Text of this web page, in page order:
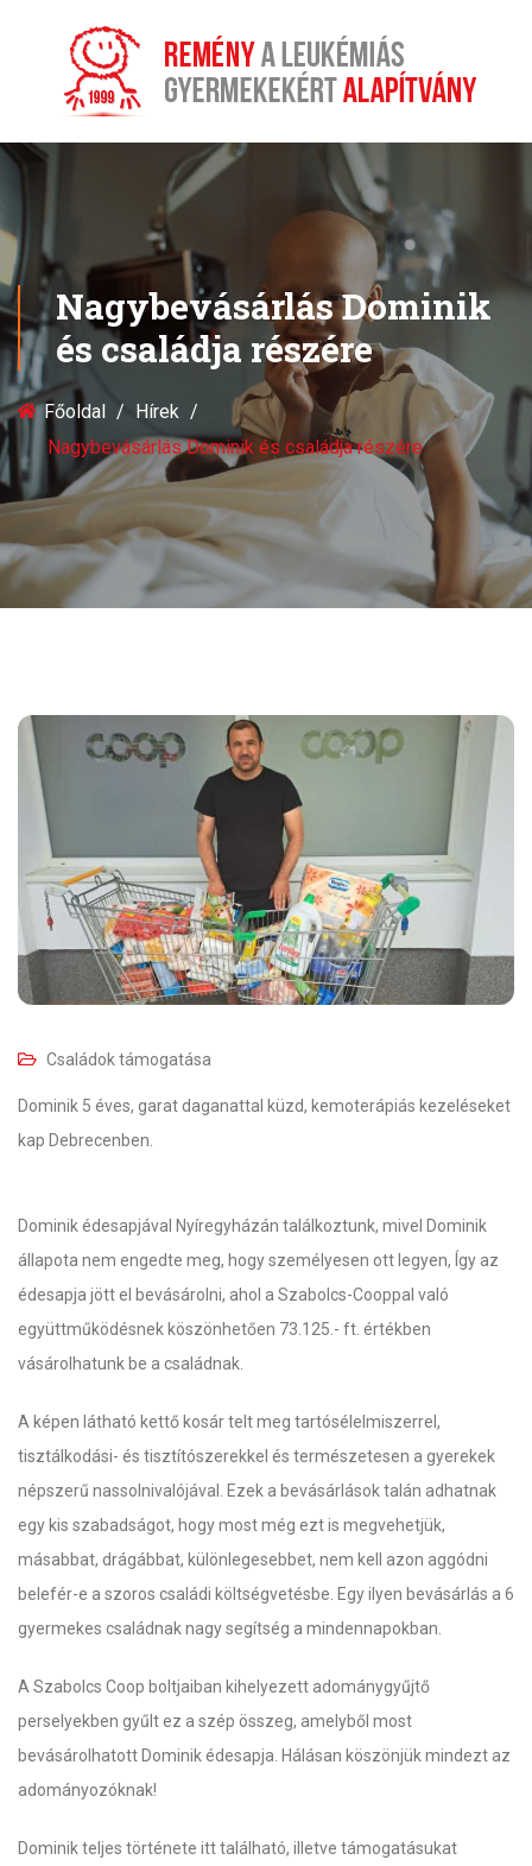
Nagybevásárlás Dominik
és családja részére
Főoldal
Hírek
Nagybevásárlás Dominik és családja részére
Családok támogatása
Dominik 5 éves, garat daganattal küzd, kemoterápiás kezeléseket
kap Debrecenben.
Dominik édesapjával Nyíregyházán találkoztunk, mivel Dominik
állapota nem engedte meg, hogy személyesen ott legyen, Így az
édesapja jött el bevásárolni, ahol a Szabolcs-Cooppal való
együttműködésnek köszönhetően 73.125.- ft. értékben
vásárolhatunk be a családnak.
A képen látható kettő kosár telt meg tartósélelmiszerrel,
tisztálkodási- és tisztítószerekkel és természetesen a gyerekek
népszerű nassolnivalójával. Ezek a bevásárlások talán adhatnak
egy kis szabadságot, hogy most még ezt is megvehetjük,
másabbat, drágábbat, különlegesebbet, nem kell azon aggódni
belefér-e a szoros családi költségvetésbe. Egy ilyen bevásárlás a 6
gyermekes családnak nagy segítség a mindennapokban.
A Szabolcs Coop boltjaiban kihelyezett adománygyűjtő
perselyekben gyűlt ez a szép összeg, amelyből most
bevásárolhatott Dominik édesapja. Hálásan köszönjük mindezt az
adományozóknak!
Dominik teljes története itt található, illetve támogatásukat